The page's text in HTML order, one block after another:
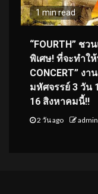
1 min read
“FOURTH” ช
พิเศษ! ที่จะทำให้
CONCERT” ง
มหัศจรรย์ 3 วัน
16 สิงหาคมนี้!!
2 วัน ago admin